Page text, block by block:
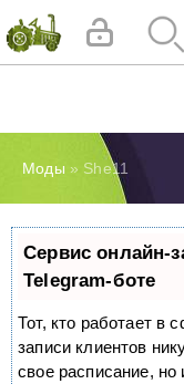
Моды » She11
Сервис онлайн-
Telegram-боте
Тот, кто работает в
записи клиентов
свое расписание, но